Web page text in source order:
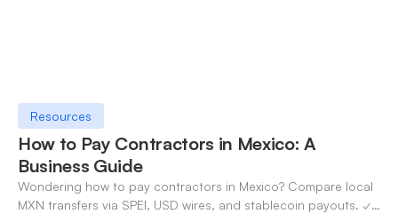
Resources
How to Pay Contractors in Mexico: A
Business Guide
Wondering how to pay contractors in Mexico? Compare local
MXN transfers via SPEI, USD wires, and stablecoin payouts. ✓